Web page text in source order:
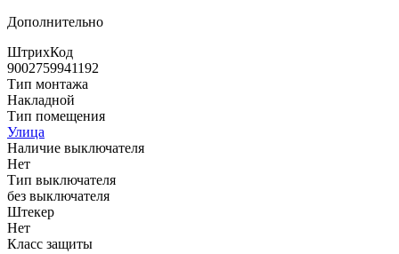
Дополнительно
ШтрихКод
9002759941192
Тип монтажа
Накладной
Тип помещения
Улица
Наличие выключателя
Нет
Тип выключателя
без выключателя
Штекер
Нет
Класс защиты